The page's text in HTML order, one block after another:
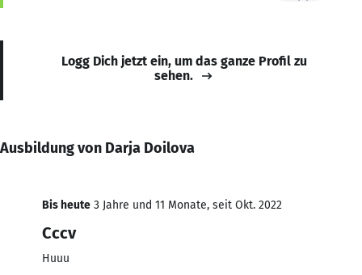
Logg Dich jetzt ein, um das ganze Profil zu
sehen.
Ausbildung von Darja Doilova
Bis heute 3 Jahre und 11 Monate, seit Okt. 2022
Cccv
Huuu